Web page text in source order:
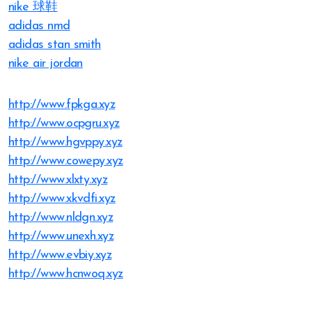
nike 球鞋
adidas nmd
adidas stan smith
nike air jordan
http://www.fpkga.xyz
http://www.ocpgru.xyz
http://www.hgvppy.xyz
http://www.cowepy.xyz
http://www.xlxty.xyz
http://www.xkvdfi.xyz
http://www.nldgn.xyz
http://www.unexh.xyz
http://www.evbiy.xyz
http://www.hcnwoq.xyz